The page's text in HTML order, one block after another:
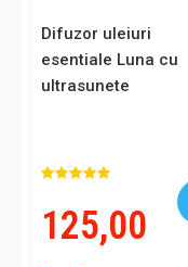
Difuzor uleiuri
esentiale Luna cu
ultrasunete
125,00